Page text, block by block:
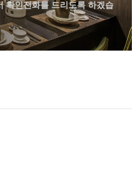
확인전화를 드리도록 하겠습